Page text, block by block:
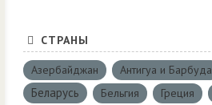
СТРАНЫ
Азербайджан Антигуа и Барбуда
Беларусь Бельгия Греция